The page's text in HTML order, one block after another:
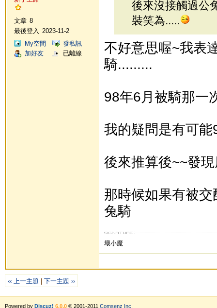
文章 8
最後登入
2023-11-2
My空間
發私訊
加好友
已離線
後來沒接觸過公
裝笑為.....
不好意思喔~我表
騎.........
98年6月被騎那一
我的疑問是有可
後來推算後~~發
那時候如果有被
兔騎
壞小魔
‹‹ 上一主題 下一主題 ››
Powered by Discuz! 6.0.0© 2001-2011 Comsenz Inc.